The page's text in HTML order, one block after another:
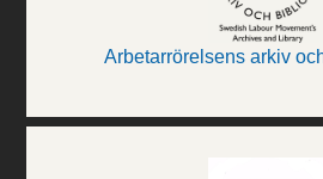
Arbetarrörelsens arkiv